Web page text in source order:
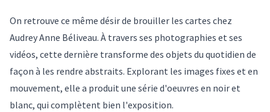
On retrouve ce même désir de brouiller les cartes chez
Audrey Anne Béliveau. À travers ses photographies et ses
vidéos, cette dernière transforme des objets du quotidien de
façon à les rendre abstraits. Explorant les images fixes et en
mouvement, elle a produit une série d'oeuvres en noir et
blanc, qui complètent bien l'exposition.